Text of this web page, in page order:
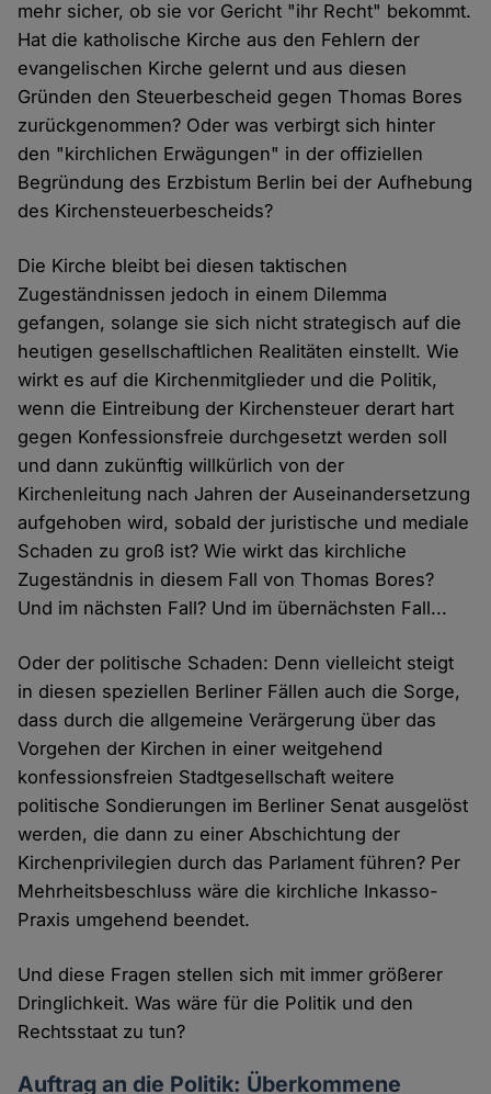
mehr sicher, ob sie vor Gericht "ihr Recht" bekommt.
Hat die katholische Kirche aus den Fehlern der
evangelischen Kirche gelernt und aus diesen
Gründen den Steuerbescheid gegen Thomas Bores
zurückgenommen? Oder was verbirgt sich hinter
den "kirchlichen Erwägungen" in der offiziellen
Begründung des Erzbistum Berlin bei der Aufhebung
des Kirchensteuerbescheids?
Die Kirche bleibt bei diesen taktischen
Zugeständnissen jedoch in einem Dilemma
gefangen, solange sie sich nicht strategisch auf die
heutigen gesellschaftlichen Realitäten einstellt. Wie
wirkt es auf die Kirchenmitglieder und die Politik,
wenn die Eintreibung der Kirchensteuer derart hart
gegen Konfessionsfreie durchgesetzt werden soll
und dann zukünftig willkürlich von der
Kirchenleitung nach Jahren der Auseinandersetzung
aufgehoben wird, sobald der juristische und mediale
Schaden zu groß ist? Wie wirkt das kirchliche
Zugeständnis in diesem Fall von Thomas Bores?
Und im nächsten Fall? Und im übernächsten Fall...
Oder der politische Schaden: Denn vielleicht steigt
in diesen speziellen Berliner Fällen auch die Sorge,
dass durch die allgemeine Verärgerung über das
Vorgehen der Kirchen in einer weitgehend
konfessionsfreien Stadtgesellschaft weitere
politische Sondierungen im Berliner Senat ausgelöst
werden, die dann zu einer Abschichtung der
Kirchenprivilegien durch das Parlament führen? Per
Mehrheitsbeschluss wäre die kirchliche Inkasso-
Praxis umgehend beendet.
Und diese Fragen stellen sich mit immer größerer
Dringlichkeit. Was wäre für die Politik und den
Rechtsstaat zu tun?
Auftrag an die Politik: Überkommene